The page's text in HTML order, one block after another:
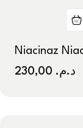
Niacinaz
د.م.